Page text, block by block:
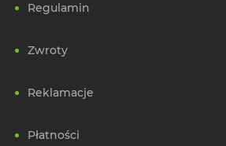
Regulamin
Zwroty
Reklamacje
Płatności